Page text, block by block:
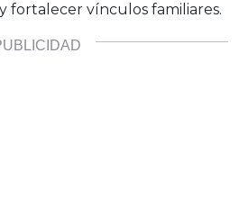
fortalecer vínculos familiares.